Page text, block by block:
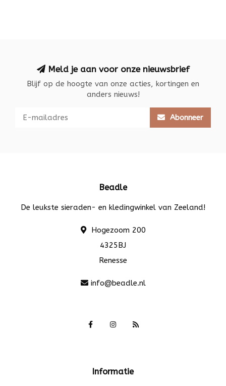
Meld je aan voor onze nieuwsbrief
Blijf op de hoogte van onze acties, kortingen en
anders nieuws!
Abonneer
Beadle
De leukste sieraden- en kledingwinkel van Zeeland!
Hogezoom 200
4325BJ
Renesse
info@beadle.nl
Informatie